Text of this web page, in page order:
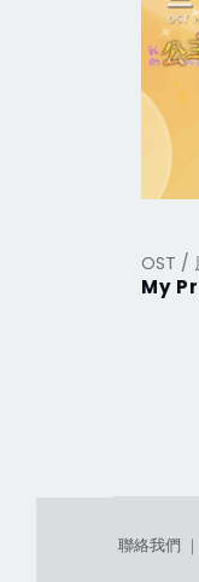
OST /
My
聯絡我們 ｜